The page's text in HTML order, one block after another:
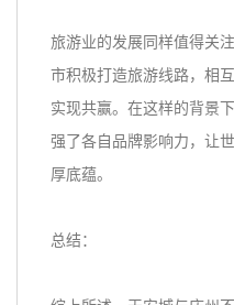
旅游业的发展同样值得关
市积极打造旅游线路，相
实现共赢。在这样的背景
强了各自品牌影响力，让
厚底蕴。
总结：